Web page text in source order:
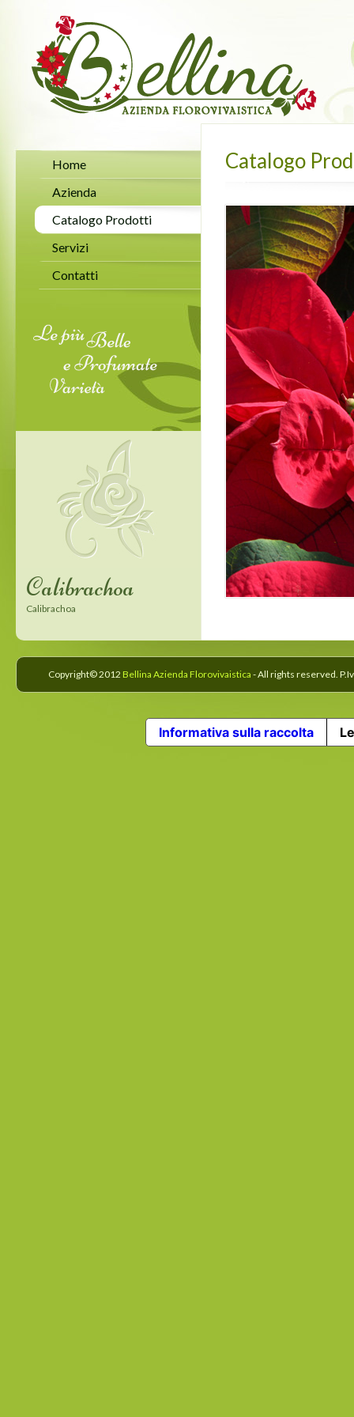
Home
Azienda
Catalogo Prodotti
Servizi
Contatti
Calibrachoa
Calibrachoa
Confetti Garden
Catalogo
Copyright© 2012 Bellina Azienda Florovivaistica - All rights reserved.
Informativa sulla raccolta